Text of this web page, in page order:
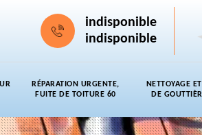
indisponible
indisponible
RÉPARATION URGENTE,
FUITE DE TOITURE 60
NETTOYAGE
DE